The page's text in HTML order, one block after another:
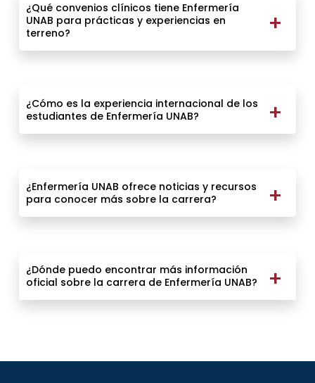
¿Qué convenios clínicos tiene Enfermería
UNAB para prácticas y experiencias en
terreno?
¿Cómo es la experiencia internacional de los
estudiantes de Enfermería UNAB?
¿Enfermería UNAB ofrece noticias y recursos
para conocer más sobre la carrera?
¿Dónde puedo encontrar más información
oficial sobre la carrera de Enfermería UNAB?